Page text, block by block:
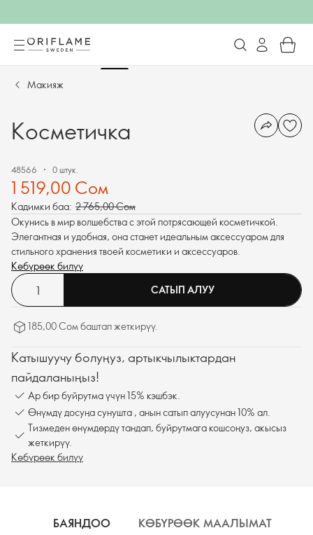
Макияж
Косметичка
48566 0 штук.
1 519,00 Сом
Кадимки баа: 2 765,00 Сом
Окунись в мир волшебства с этой потрясающей косметичкой.
Элегантная и удобная, она станет идеальным аксессуаром для
стильного хранения твоей косметики и аксессуаров.
Көбүрөөк билүү
САТЫП АЛУУ
185,00 Сом баштап жеткирүү.
Катышуучу болуңуз, артыкчылыктардан
пайдаланыңыз!
Ар бир буйрутма үчүн 15% кэшбэк.
Өнүмдү досуңа сунушта , анын сатып алуусунан 10% ал.
Тизмеден өнүмдөрдү тандап, буйрутмага кошсоңуз, акысыз
жеткирүү.
Көбүрөөк билүү
БАЯНДОО КӨБҮРӨӨК МААЛЫМАТ